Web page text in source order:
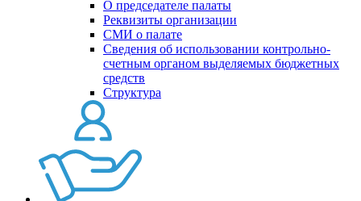
О председателе палаты
Реквизиты организации
СМИ о палате
Сведения об использовании контрольно-
счетным органом выделяемых бюджетных
средств
Структура